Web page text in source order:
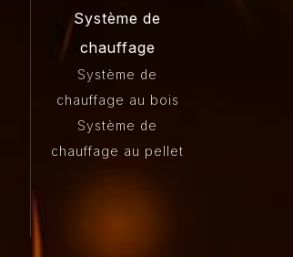
Système de
chauffage
Système de
chauffage au bois
Système de
chauffage au pellet